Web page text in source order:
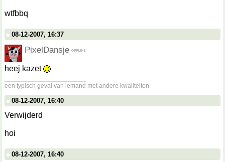
wtfbbq
08-12-2007, 16:37
PixelDansje
heej kazet
een typisch geval van iemand met andere kwaliteiten
08-12-2007, 16:40
Verwijderd
hoi
08-12-2007, 16:40